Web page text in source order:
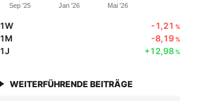
Jan '26
Sep '25 Mai '26
1W -1,21 %
1M -8,19%
1J +12,98%
WEITERFÜHRENDE BEITRÄGE